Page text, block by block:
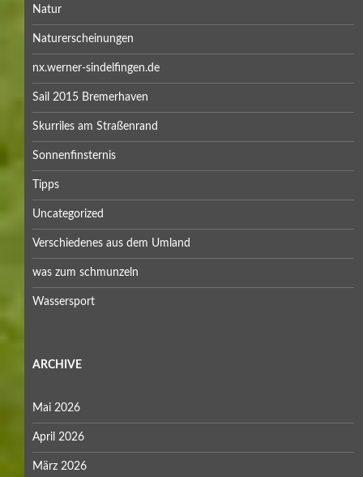
Natur
Naturerscheinungen
nx.werner-sindelfingen.de
Sail 2015 Bremerhaven
Skurriles am Straßenrand
Sonnenfinsternis
Tipps
Uncategorized
Verschiedenes aus dem Umland
was zum schmunzeln
Wassersport
ARCHIVE
Mai 2026
April 2026
März 2026